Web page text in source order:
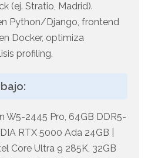
(ej. Stratio, Madrid).
Python/Django, frontend
Docker, optimiza
profiling.
W5-2445 Pro, 64GB DDR5-
RTX 5000 Ada 24GB |
Core Ultra 9 285K, 32GB